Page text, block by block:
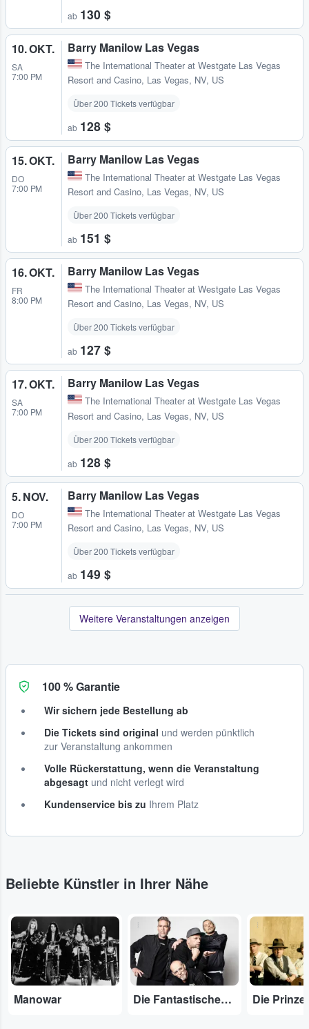
ab 130 $
10. OKT.
SA
7:00 PM
Barry Manilow Las Vegas
The International Theater at Westgate Las Vegas
Resort and Casino, Las Vegas, NV, US
Über 200 Tickets verfügbar
ab 128 $
15. OKT.
DO
7:00 PM
Barry Manilow Las Vegas
The International Theater at Westgate Las Vegas
Resort and Casino, Las Vegas, NV, US
Über 200 Tickets verfügbar
ab 151 $
16. OKT.
FR
8:00 PM
Barry Manilow Las Vegas
The International Theater at Westgate Las Vegas
Resort and Casino, Las Vegas, NV, US
Über 200 Tickets verfügbar
ab 127 $
17. OKT.
SA
7:00 PM
Barry Manilow Las Vegas
The International Theater at Westgate Las Vegas
Resort and Casino, Las Vegas, NV, US
Über 200 Tickets verfügbar
ab 128 $
5. NOV.
DO
7:00 PM
Barry Manilow Las Vegas
The International Theater at Westgate Las Vegas
Resort and Casino, Las Vegas, NV, US
Über 200 Tickets verfügbar
ab 149 $
Weitere Veranstaltungen anzeigen
100 % Garantie
Wir sichern jede Bestellung ab
Die Tickets sind original und werden pünktlich
zur Veranstaltung ankommen
Volle Rückerstattung, wenn die Veranstaltung
abgesagt und nicht verlegt wird
Kundenservice bis zu Ihrem Platz
Beliebte Künstler in Ihrer Nähe
...
Manowar Die Fantastischen Vier
...
Die